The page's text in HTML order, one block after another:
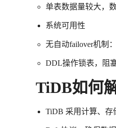
单表数据量较大，
系统可用性
无自动failover机制
DDL操作锁表，阻
TiDB如何
TiDB 采用计算、存